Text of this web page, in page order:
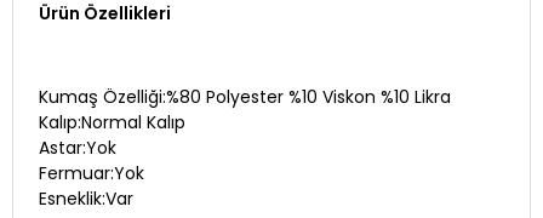
Ürün Özellikleri
Kumaş Özelliği:%80 Polyester %10 Viskon %10 Likra
Kalıp:Normal Kalıp
Astar:Yok
Fermuar:Yok
Esneklik:Var